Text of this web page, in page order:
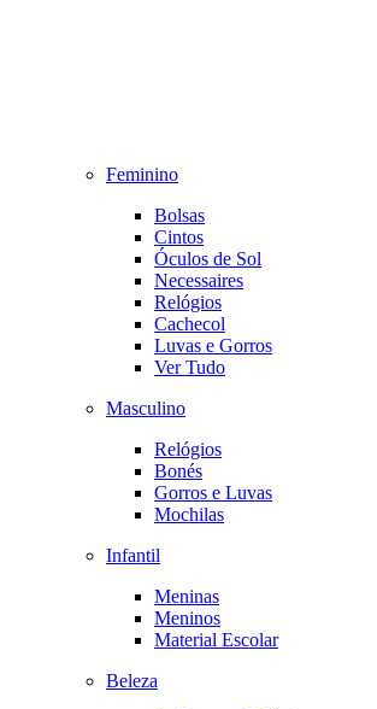
Feminino
Bolsas
Cintos
Óculos de Sol
Necessaires
Relógios
Cachecol
Luvas e Gorros
Ver Tudo
Masculino
Relógios
Bonés
Gorros e Luvas
Mochilas
Infantil
Meninas
Meninos
Material Escolar
Beleza